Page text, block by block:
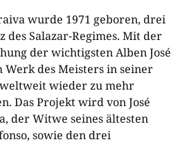
wurde 1971 geboren, drei
des Salazar-Regimes. Mit der
der wichtigsten Alben José
Werk des Meisters in seiner
wieder zu mehr
Das Projekt wird von José
der Witwe seines ältesten
sowie den drei